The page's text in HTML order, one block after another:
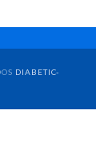
DIABETIC-